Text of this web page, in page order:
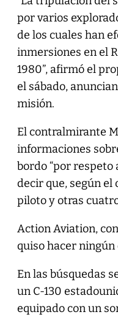
por varios
de los cuales han
inmersiones en el
1980”, afirmó el
el sábado,
misión.
El contralmirante
informaciones
bordo “por respeto
decir que, según el
piloto y otras
Action Aviation,
quiso hacer
En las búsquedas
un C-130
equipado con un